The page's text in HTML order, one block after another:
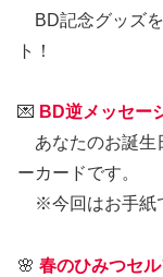
BD記念グッズ
ト！
💌 BD逆メッセー
あなたのお誕生
ーカードです。
※今回はお手紙
🌸 春のひみつセ